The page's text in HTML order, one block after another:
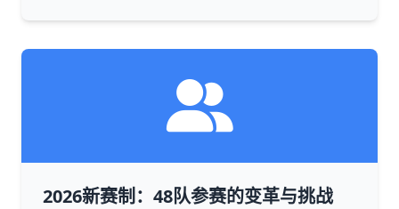
2026新赛制：48队参赛的变革与挑战